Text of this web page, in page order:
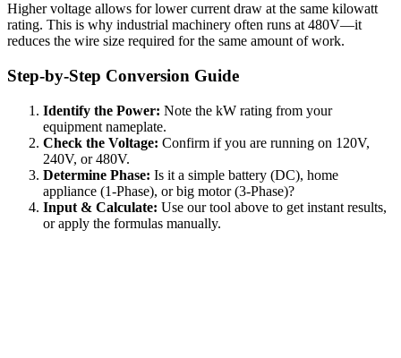
Higher voltage allows for lower current draw at the same kilowatt
rating. This is why industrial machinery often runs at 480V—it
reduces the wire size required for the same amount of work.
Step-by-Step Conversion Guide
Identify the Power: Note the kW rating from your
equipment nameplate.
Check the Voltage: Confirm if you are running on 120V,
240V, or 480V.
Determine Phase: Is it a simple battery (DC), home
appliance (1-Phase), or big motor (3-Phase)?
Input & Calculate: Use our tool above to get instant results,
or apply the formulas manually.